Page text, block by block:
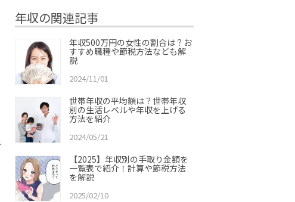
年収の関連記事
年収500万円の女性の割合は？お
すすめ職種や節税方法なども解
説
2024/11/01
世帯年収の平均額は？世帯年収
別の生活レベルや年収を上げる
方法を紹介
2024/05/21
【2025】年収別の手取り金額を
一覧表で紹介！計算や節税方法
を解説
2025/02/10